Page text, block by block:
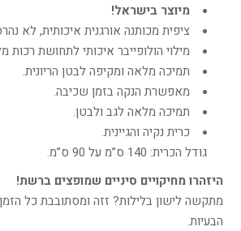
מיוצר בישראל!
ציפית מכותנה אורגנית איכותית, לא
מילוי הולופייבר איכותי לתחושת רכות
תמיכה מלאה ומקיפה לבטן הריונית.
מאפשרת הנקה בזמן שכיבה.
תמיכה מלאה לגב ולבטן.
כרית נקיה והגיינית.
גודל הכרית: 140 ס”מ על 90 ס”מ.
היזהרו מחיקויים סיניים שמופצים ברשת!
מתקשה לישון בלילות? זזה ומסתובבת כל
הבעיות.